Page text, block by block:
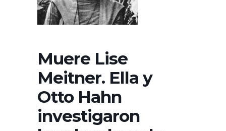
Muere Lise
Meitner. Ella y
Otto Hahn
investigaron